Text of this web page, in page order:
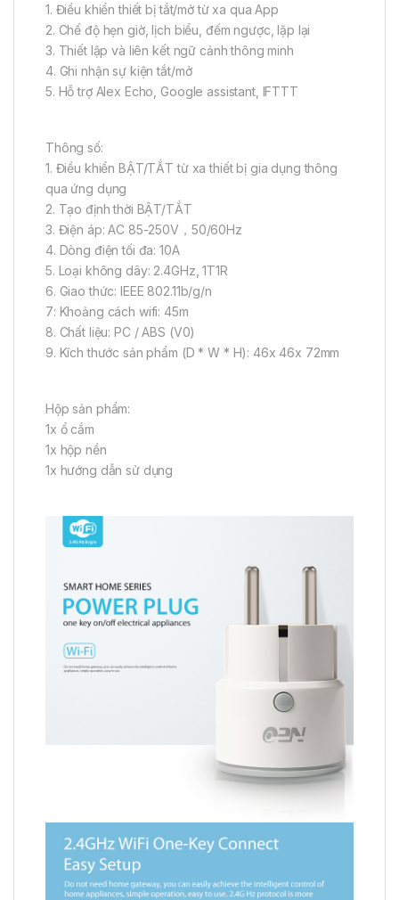
1. Điều khiển thiết bị tắt/mở từ xa qua App
2. Chế độ hẹn giờ, lịch biểu, đếm ngược, lặp lại
3. Thiết lập và liên kết ngữ cảnh thông minh
4. Ghi nhận sự kiện tắt/mở
5. Hỗ trợ Alex Echo, Google assistant, IFTTT
Thông số:
1. Điều khiển BẬT/TẮT từ xa thiết bị gia dụng thông
qua ứng dụng
2. Tạo định thời BẬT/TẮT
3. Điện áp: AC 85-250V，50/60Hz
4. Dòng điện tối đa: 10A
5. Loại không dây: 2.4GHz, 1T1R
6. Giao thức: IEEE 802.11b/g/n
7: Khoảng cách wifi: 45m
8. Chất liệu: PC / ABS (V0)
9. Kích thước sản phẩm (D * W * H): 46x 46x 72mm
Hộp sản phẩm:
1x ổ cắm
1x hộp nền
1x hướng dẫn sử dụng